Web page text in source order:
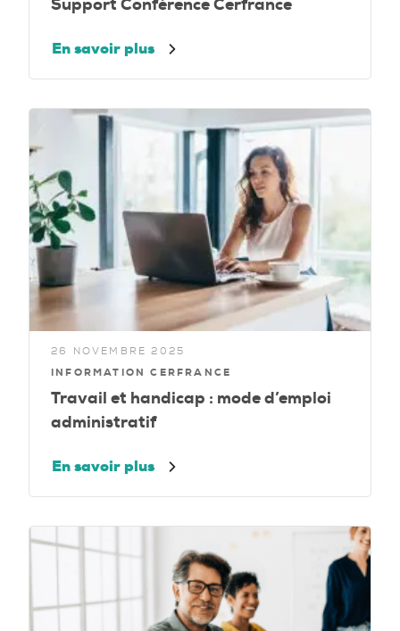
En savoir plus
26 NOVEMBRE 2025
INFORMATION CERFRANCE
Travail et handicap : mode d’emploi
administratif
En savoir plus